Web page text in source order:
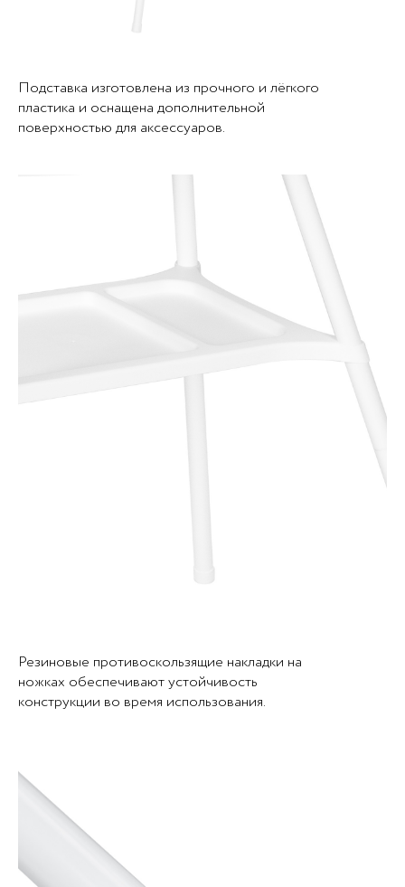
Подставка изготовлена из прочного и лёгкого
пластика и оснащена дополнительной
поверхностью для аксессуаров.
Резиновые противоскользящие накладки на
ножках обеспечивают устойчивость
конструкции во время использования.